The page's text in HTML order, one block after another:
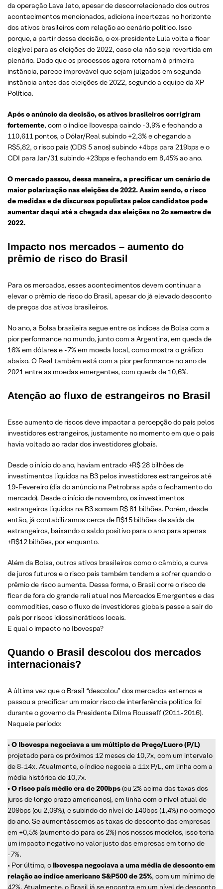
da operação Lava Jato, apesar de descorrelacionado dos outros
acontecimentos mencionados, adiciona incertezas no horizonte
dos ativos brasileiros com relação ao cenário politico. Isso
porque, a partir dessa decisão, o ex-presidente Lula volta a ficar
elegível para as eleições de 2022, caso ela não seja revertida em
plenário. Dado que os processos agora retornam à primeira
instância, parece improvável que sejam julgados em segunda
instância antes das eleições de 2022, segundo a equipe da XP
Política.
Após o anúncio da decisão, os ativos brasileiros corrigiram
fortemente, com o índice Ibovespa caindo -3,9% e fechando a
110,611 pontos, o Dólar/Real subindo +2,3% e chegando a
R$5,82, o risco país (CDS 5 anos) subindo +4bps para 219bps e o
CDI para Jan/31 subindo +23bps e fechando em 8,45% ao ano.
O mercado passou, dessa maneira, a precificar um cenário de
maior polarização nas eleições de 2022. Assim sendo, o risco
de medidas e de discursos populistas pelos candidatos pode
aumentar daqui até a chegada das eleições no 2o semestre de
2022.
Impacto nos mercados – aumento do
prêmio de risco do Brasil
Para os mercados, esses acontecimentos devem continuar a
elevar o prêmio de risco do Brasil, apesar do já elevado desconto
de preços dos ativos brasileiros.
No ano, a Bolsa brasileira segue entre os índices de Bolsa com a
pior performance no mundo, junto com a Argentina, em queda de
16% em dólares e -7% em moeda local, como mostra o gráfico
abaixo. O Real também está com a pior performance no ano de
2021 entre as moedas emergentes, com queda de 10,6%.
Atenção ao fluxo de estrangeiros no Brasil
Esse aumento de riscos deve impactar a percepção do país pelos
investidores estrangeiros, justamente no momento em que o país
havia voltado ao radar dos investidores globais.
Desde o início do ano, haviam entrado +R$ 28 bilhões de
investimentos líquidos na B3 pelos investidores estrangeiros até
19-Fevereiro (dia do anúncio na Petrobras após o fechamento do
mercado). Desde o início de novembro, os investimentos
estrangeiros líquidos na B3 somam R$ 81 bilhões. Porém, desde
então, já contabilizamos cerca de R$15 bilhões de saída de
estrangeiros, baixando o saldo positivo para o ano para apenas
+R$12 bilhões, por enquanto.
Além da Bolsa, outros ativos brasileiros como o câmbio, a curva
de juros futuros e o risco país também tendem a sofrer quando o
prêmio de risco aumenta. Dessa forma, o Brasil corre o risco de
ficar de fora do grande rali atual nos Mercados Emergentes e das
commodities, caso o fluxo de investidores globais passe a sair do
país por riscos idiossincráticos locais.
E qual o impacto no Ibovespa?
Quando o Brasil descolou dos mercados
internacionais?
A última vez que o Brasil “descolou” dos mercados externos e
passou a precificar um maior risco de interferência política foi
durante o governo da Presidente Dilma Rousseff (2011-2016).
Naquele período:
•O Ibovespa negociava a um múltiplo de Preço/Lucro (P/L)
projetado para os próximos 12 meses de 10,7x, com um intervalo
de 8-14x. Atualmente, o índice negocia a 11x P/L, em linha com a
média histórica de 10,7x.
• O risco país médio era de 200bps(ou 2% acima das taxas dos
juros de longo prazo americanos), em linha com o nível atual de
209bps (ou 2,09%), e subindo do nível de 140bps (1,4%) no começo
do ano. Se aumentássemos as taxas de desconto das empresas
em +0,5% (aumento do para os 2%) nos nossos modelos, isso teria
um impacto negativo no valor justo das empresas em torno de
-7%.
• Por último, o Ibovespa negociava a uma média de desconto em
relação ao índice americano S&P500 de 25%, com um mínimo de
42%. Atualmente, o Brasil já se encontra em um nível de desconto